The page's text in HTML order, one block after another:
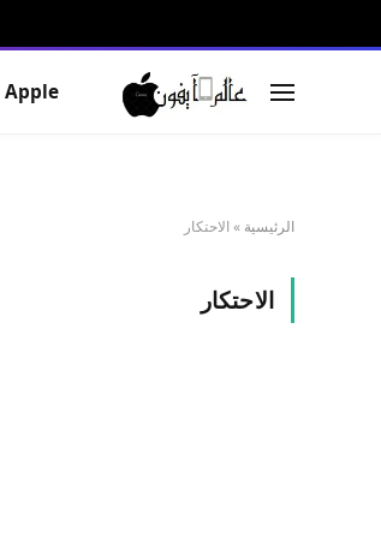
Apple
الرئيسية » الاحتكار
الاحتكار